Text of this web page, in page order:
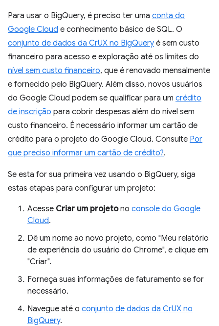
Para usar o BigQuery, é preciso ter uma conta do
Google Cloud e conhecimento básico de SQL. O
conjunto de dados da CrUX no BigQuery é sem custo
financeiro para acesso e exploração até os limites do
nível sem custo financeiro, que é renovado mensalmente
e fornecido pelo BigQuery. Além disso, novos usuários
do Google Cloud podem se qualificar para um crédito
de inscrição para cobrir despesas além do nível sem
custo financeiro. É necessário informar um cartão de
crédito para o projeto do Google Cloud. Consulte Por
que preciso informar um cartão de crédito?.
Se esta for sua primeira vez usando o BigQuery, siga
estas etapas para configurar um projeto:
Acesse Criar um projetono console do Google
Cloud.
Dê um nome ao novo projeto, como "Meu relatório
de experiência do usuário do Chrome", e clique em
"Criar".
Forneça suas informações de faturamento se for
necessário.
Navegue até o conjunto de dados da CrUX no
BigQuery.